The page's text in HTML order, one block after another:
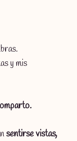
y mis
sentirse vistas,